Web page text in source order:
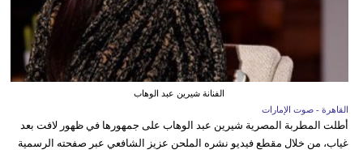
الفنانة شيرين عبد الوهاب
القاهرة - صوت الإمارات
أطلت المطربة المصرية شيرين عبد الوهاب على جمهورها في ظهور لافت بعد
غياب، من خلال مقطع فيديو نشره الملحن عزيز الشافعي عبر صفحته الرسمية